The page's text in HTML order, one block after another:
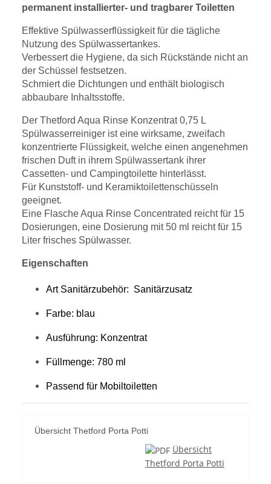
permanent installierter- und tragbarer Toiletten
Effektive Spülwasserflüssigkeit für die tägliche
Nutzung des Spülwassertankes.
Verbessert die Hygiene, da sich Rückstände nicht an
der Schüssel festsetzen.
Schmiert die Dichtungen und enthält biologisch
abbaubare Inhaltsstoffe.
Der Thetford Aqua Rinse Konzentrat 0,75 L
Spülwasserreiniger ist eine wirksame, zweifach
konzentrierte Flüssigkeit, welche einen angenehmen
frischen Duft in ihrem Spülwassertank ihrer
Cassetten- und Campingtoilette hinterlässt.
Für Kunststoff- und Keramiktoilettenschüsseln
geeignet.
Eine Flasche Aqua Rinse Concentrated reicht für 15
Dosierungen, eine Dosierung mit 50 ml reicht für 15
Liter frisches Spülwasser.
Eigenschaften
Art Sanitärzubehör: Sanitärzusatz
Farbe: blau
Ausführung: Konzentrat
Füllmenge: 780 ml
Passend für Mobiltoiletten
Übersicht Thetford Porta Potti
Übersicht
Thetford Porta Potti